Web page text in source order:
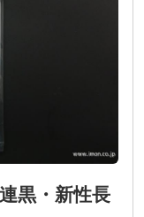
黒・新性長